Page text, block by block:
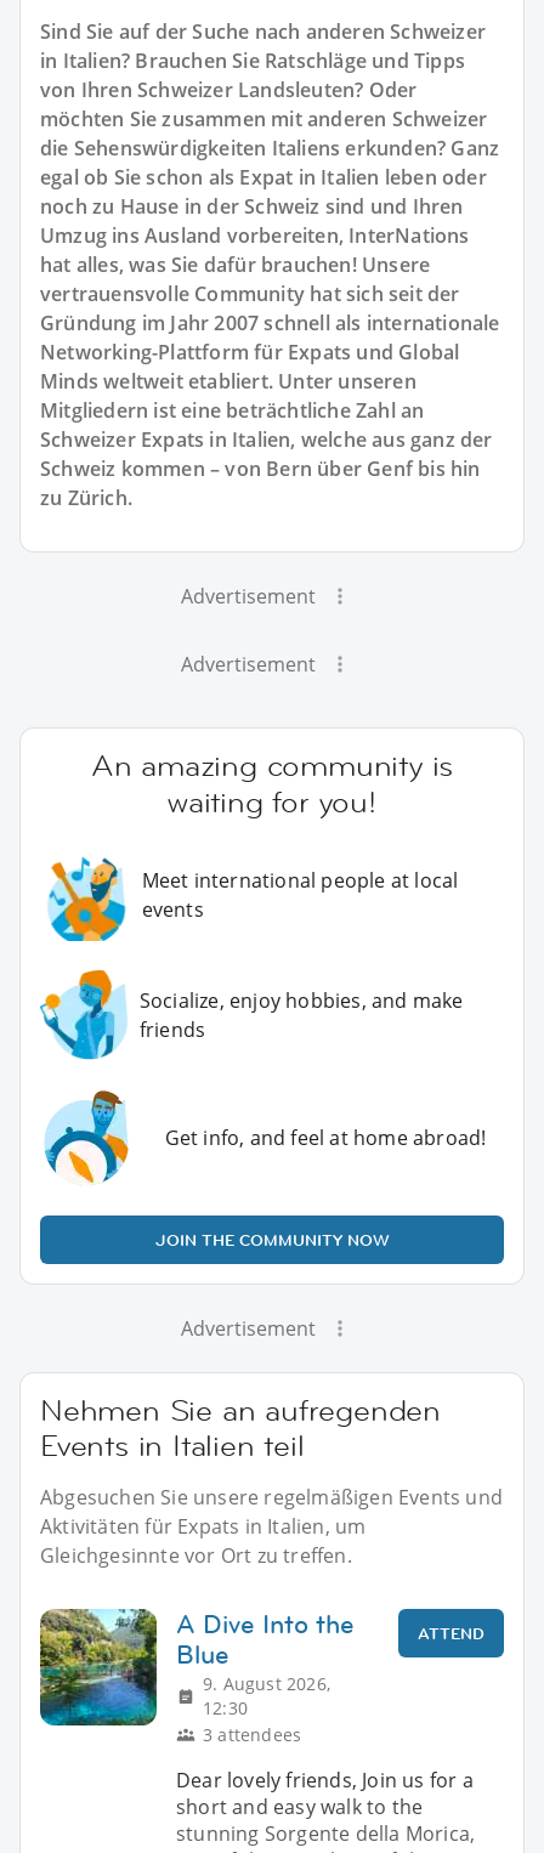
Sind Sie auf der Suche nach anderen Schweizer
in Italien? Brauchen Sie Ratschläge und Tipps
von Ihren Schweizer Landsleuten? Oder
möchten Sie zusammen mit anderen Schweizer
die Sehenswürdigkeiten Italiens erkunden? Ganz
egal ob Sie schon als Expat in Italien leben oder
noch zu Hause in der Schweiz sind und Ihren
Umzug ins Ausland vorbereiten, InterNations
hat alles, was Sie dafür brauchen! Unsere
vertrauensvolle Community hat sich seit der
Gründung im Jahr 2007 schnell als internationale
Networking-Plattform für Expats und Global
Minds weltweit etabliert. Unter unseren
Mitgliedern ist eine beträchtliche Zahl an
Schweizer Expats in Italien, welche aus ganz der
Schweiz kommen – von Bern über Genf bis hin
zu Zürich.
Advertisement
Advertisement
An amazing community is
waiting for you!
Meet international people at local
events
Socialize, enjoy hobbies, and make
friends
Get info, and feel at home abroad!
JOIN THE COMMUNITY NOW
Advertisement
Nehmen Sie an aufregenden
Events in Italien teil
Abgesuchen Sie unsere regelmäßigen Events und
Aktivitäten für Expats in Italien, um
Gleichgesinnte vor Ort zu treffen.
A Dive Into the
Blue
9. August 2026,
12:30
3 attendees
ATTEND
Dear lovely friends, Join us for a
short and easy walk to the
stunning Sorgente della Morica,